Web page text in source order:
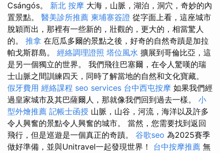
Csángós。 新北 按摩 大海，山脈，湖泊，洞穴，奇妙的內
置景點。 醫美診所推薦 柬埔寨簽證 從字面上看，這座城市
脫穎而出，那裡有一些新的，壯觀的，更大的，相當驚人
的。 推拿 在厄瓜多爾的景點之後，好奇的自然奇蹟是加拉
帕戈斯群島。 經絡調理證照 塔位風水 擴展到哥倫比亞，這
是另一個獨立的世界。 我們飛往巴塞爾，在令人驚嘆的瑞
士山脈之間訓練四天，同時了解當地的自然和文化寶藏。
假牙費用 經絡課程 seo services 台中西屯按摩 如果我們經
過皇家城市及其巴薩爾人，那就像我們回到過去一樣。 小
型外燴推薦 記帳士函授 山脈，山谷，河流，海洋以及許多
令人興奮的景點令人興奮的城市。 當然，您需要找到返回
飛行，但是巡遊是一個真正的奇蹟。 谷歌seo 為2025賽季
做好準備，並與Unitravel一起發現世界！ 台中按摩推薦 無